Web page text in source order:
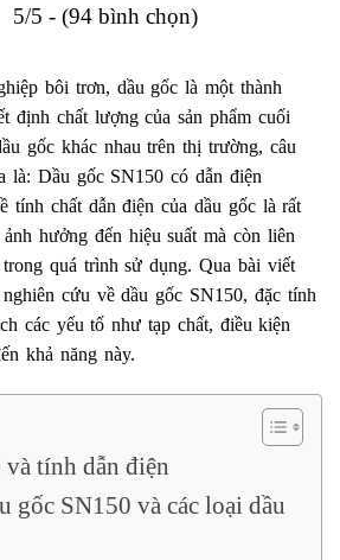
5/5 - (94 bình chọn)
bôi trơn, dầu gốc là một thành
định chất lượng của sản phẩm cuối
gốc khác nhau trên thị trường, câu
là: Dầu gốc SN150 có dẫn điện
tính chất dẫn điện của dầu gốc là rất
hưởng đến hiệu suất mà còn liên
quá trình sử dụng. Qua bài viết
cứu về dầu gốc SN150, đặc tính
các yếu tố như tạp chất, điều kiện
khả năng này.
tính dẫn điện
gốc SN150 và các loại dầu